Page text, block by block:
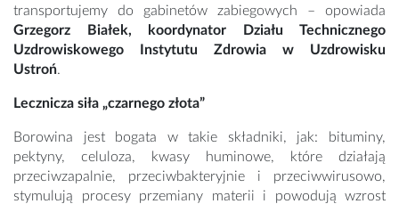
transportujemy do gabinetów zabiegowych – opowiada
Grzegorz Białek, koordynator Działu Technicznego
Uzdrowiskowego Instytutu Zdrowia w Uzdrowisku
Ustroń.
Lecznicza siła „czarnego złota”
Borowina jest bogata w takie składniki, jak: bituminy,
pektyny, celuloza, kwasy huminowe, które działają
przeciwzapalnie, przeciwbakteryjnie i przeciwwirusowo,
stymulują procesy przemiany materii i powodują wzrost